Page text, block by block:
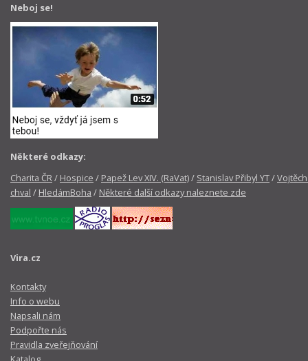
Neboj se!
Některé odkazy:
Charita ČR / Hospice / Papež Lev XIV. (RaVat)/ Stanislav Přibyl YT/
chval / HledámBoha / Některé další odkazy naleznete zde
Vira.cz
Kontakty
Info o webu
Napsali nám
Podpořte nás
Pravidla zveřejňování